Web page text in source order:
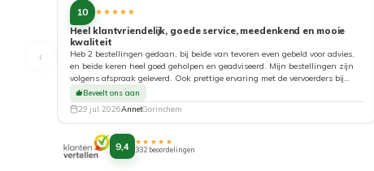
‹
10 ★★★★★
Heel klantvriendelijk, goede service, meedenkend en mooie
kwaliteit
Heb 2 bestellingen gedaan, bij beide van tevoren even gebeld voor advies,
en beide keren heel goed geholpen en geadviseerd. Mijn bestellingen zijn
volgens afspraak geleverd. Ook prettige ervaring met de vervoerders bij
aflevering. Top!
Beveelt ons aan
29 jul. 2026AnnetGorinchem
9,4 ★★★★★
332 beoordelingen